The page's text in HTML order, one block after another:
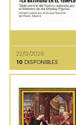
22/12/2026
10 DISPONIBLES